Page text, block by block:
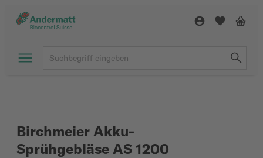
Birchmeier Akku-
Sprühgebläse AS 1200